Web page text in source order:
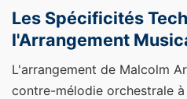
Les Spécificités
l'Arrangement
L'arrangement de Malcolm
contre-mélodie orchestrale